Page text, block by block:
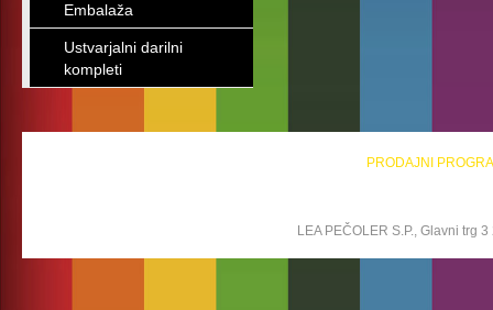
Embalaža
Ustvarjalni darilni
kompleti
PRODAJNI
LEA PEČOLER S.P., Glavni trg